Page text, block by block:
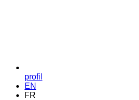
profil
EN
FR